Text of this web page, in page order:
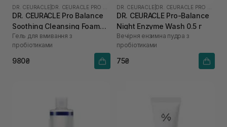
DR. CEURACLE
DR. CEURACLE Pro Balance
Soothing Cleansing Foam
150 мл
Гель для вмивання з
пробіотиками
980₴
DR. CEURACLE
DR. CEURACLE Pro-Balance
Night Enzyme Wash 0.5 г
Вечірня ензимна пудра з
пробіотиками
75₴